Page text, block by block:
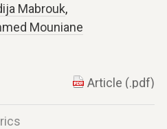
Mabrouk,
Mouniane
Article (.pdf)